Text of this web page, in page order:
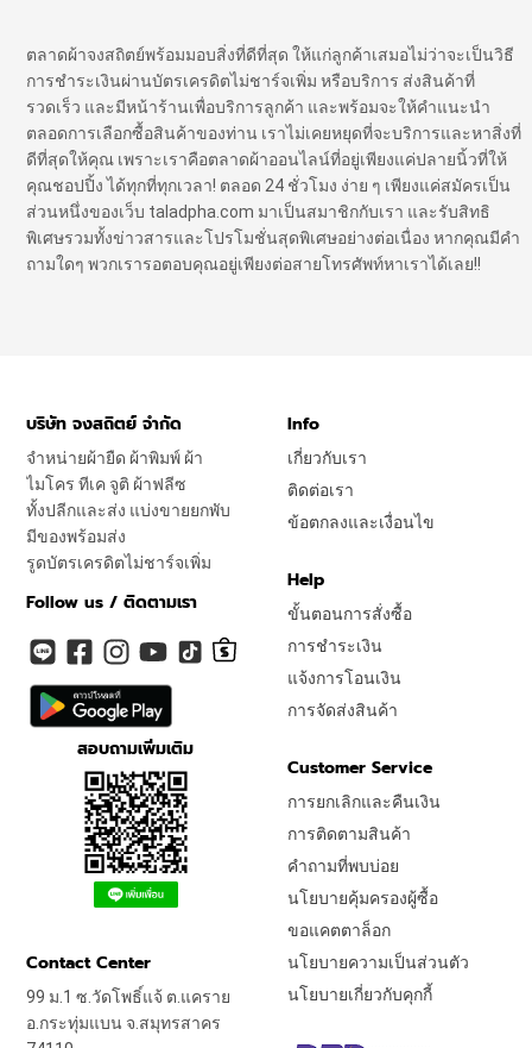
ตลาดผ้าจงสถิตย์พร้อมมอบสิ่งที่ดีที่สุด ให้แก่ลูกค้าเสมอไม่ว่าจะเป็นวิธี
การชำระเงินผ่านบัตรเครดิตไม่ชาร์จเพิ่ม หรือบริการ ส่งสินค้าที่
รวดเร็ว และมีหน้าร้านเพื่อบริการลูกค้า และพร้อมจะให้คำแนะนำ
ตลอดการเลือกซื้อสินค้าของท่าน เราไม่เคยหยุดที่จะบริการและหาสิ่งที่
ดีที่สุดให้คุณ เพราะเราคือตลาดผ้าออนไลน์ที่อยู่เพียงแค่ปลายนิ้วที่ให้
คุณชอปปิ้ง ได้ทุกที่ทุกเวลา! ตลอด 24 ชั่วโมง ง่าย ๆ เพียงแค่สมัครเป็น
ส่วนหนึ่งของเว็บ taladpha.com มาเป็นสมาชิกกับเรา และรับสิทธิ
พิเศษรวมทั้งข่าวสารและโปรโมชั่นสุดพิเศษอย่างต่อเนื่อง หากคุณมีคำ
ถามใดๆ พวกเรารอตอบคุณอยู่เพียงต่อสายโทรศัพท์หาเราได้เลย!!
บริษัท จงสถิตย์ จำกัด
จำหน่ายผ้ายืด ผ้าพิมพ์ ผ้า
ไมโคร ทีเค จูติ ผ้าฟลีซ
ทั้งปลีกและส่ง แบ่งขายยกพับ
มีของพร้อมส่ง
รูดบัตรเครดิตไม่ชาร์จเพิ่ม
Follow us / ติดตามเรา
สอบถามเพิ่มเติม
Info
เกี่ยวกับเรา
ติดต่อเรา
ข้อตกลงและเงื่อนไข
Help
ขั้นตอนการสั่งซื้อ
การชำระเงิน
แจ้งการโอนเงิน
การจัดส่งสินค้า
Customer Service
การยกเลิกและคืนเงิน
การติดตามสินค้า
คำถามที่พบบ่อย
นโยบายคุ้มครองผู้ซื้อ
ขอแคตตาล็อก
นโยบายความเป็นส่วนตัว
นโยบายเกี่ยวกับคุกกี้
Contact Center
99 ม.1 ซ.วัดโพธิ์แจ้ ต.แคราย
อ.กระทุ่มแบน จ.สมุทรสาคร